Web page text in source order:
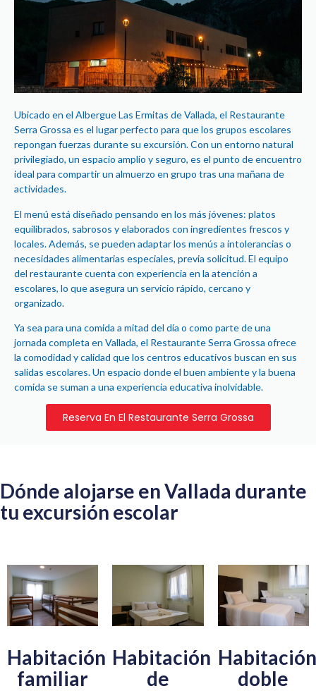
Ubicado en el Albergue Las Ermitas de Vallada, el Restaurante
Serra Grossa es el lugar perfecto para que los grupos escolares
repongan fuerzas durante su excursión. Con un entorno natural
privilegiado, un espacio amplio y seguro, es el punto de encuentro
ideal para compartir un almuerzo en grupo tras una mañana de
actividades.
El menú está diseñado pensando en los más jóvenes: platos
equilibrados, sabrosos y elaborados con ingredientes frescos y
locales. Además, se pueden adaptar los menús a intolerancias o
necesidades alimentarias especiales, previa solicitud. El equipo
del restaurante cuenta con experiencia en la atención a
escolares, lo que asegura un servicio rápido, cercano y
organizado.
Ya sea para una comida a mitad del día o como parte de una
jornada completa en Vallada, el Restaurante Serra Grossa ofrece
la comodidad y calidad que los centros educativos buscan en sus
salidas escolares. Un espacio donde el buen ambiente y la buena
comida se suman a una experiencia educativa inolvidable.
Reserva En El Restaurante Serra Grossa
Dónde alojarse en Vallada durante
tu excursión escolar
Habitación
familiar
Habitación
de
Habitación
doble